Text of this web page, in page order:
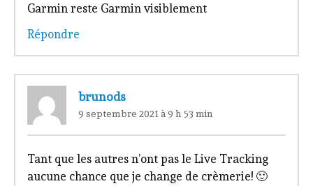
Garmin reste Garmin visiblement
Répondre
brunods
9 septembre 2021 à 9 h 53 min
Tant que les autres n’ont pas le Live Tracking
aucune chance que je change de crèmerie! 🙂